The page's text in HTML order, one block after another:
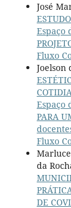
José
Espaço
Fluxo
Joelson
Espaço
PARA
Fluxo
da
DE